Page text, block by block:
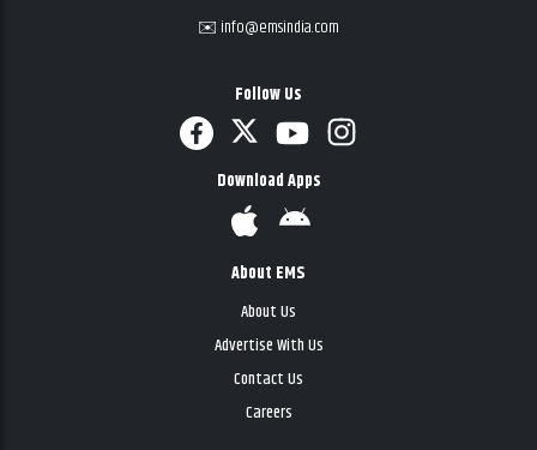
✉️ info@emsindia.com
Follow Us
Download Apps
About EMS
About Us
Advertise With Us
Contact Us
Careers